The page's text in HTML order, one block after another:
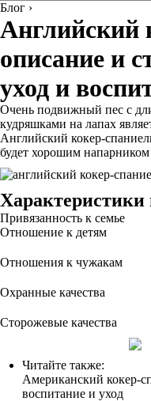
Блог ›
Английский
описание и
уход и
Очень подвижный пес с
кудряшками на лапах
Английский кокер-
будет хорошим напарником
Характеристики
Привязанность к семье
Отношение к детям
Отношения к чужакам
Охранные качества
Сторожевые качества
Читайте также:
Американский кокер-
воспитание и уход